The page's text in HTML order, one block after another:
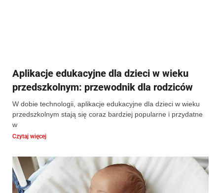
Aplikacje edukacyjne dla dzieci w wieku
przedszkolnym: przewodnik dla rodziców
W dobie technologii, aplikacje edukacyjne dla dzieci w wieku
przedszkolnym stają się coraz bardziej popularne i przydatne
w
Czytaj więcej